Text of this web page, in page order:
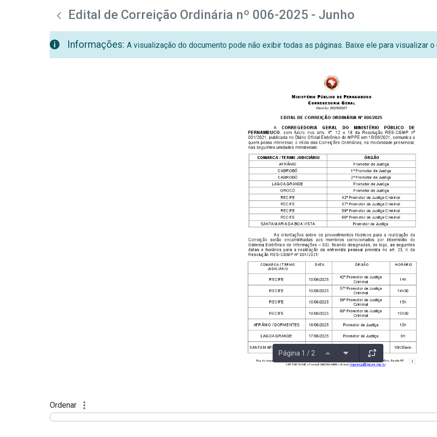
Pular para o Conteúdo principal
teste descricaoEdital de Correição Ordinária nº 006-2025 - Junho
Informações: A visualização do documento pode não exibir todas as páginas. Baixe ele para visualizar
Página 1 / 2
Ordenar